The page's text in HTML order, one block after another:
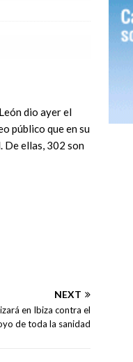
dio ayer el
público que en su
De ellas, 302 son
NEXT
en Ibiza contra el
de toda la sanidad